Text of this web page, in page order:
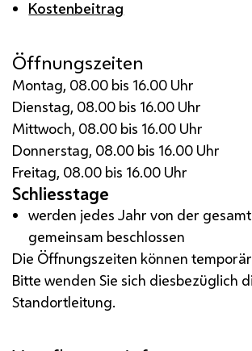
Kostenbeitrag
Öffnungszeiten
Montag, 08.00 bis 16.00 Uhr
Dienstag, 08.00 bis 16.00 Uhr
Mittwoch, 08.00 bis 16.00 Uhr
Donnerstag, 08.00 bis 16.00 Uhr
Freitag, 08.00 bis 16.00 Uhr
Schliesstage
werden jedes Jahr von der
gemeinsam beschlossen
Die Öffnungszeiten können
Bitte wenden Sie sich diesbezüglich
Standortleitung.